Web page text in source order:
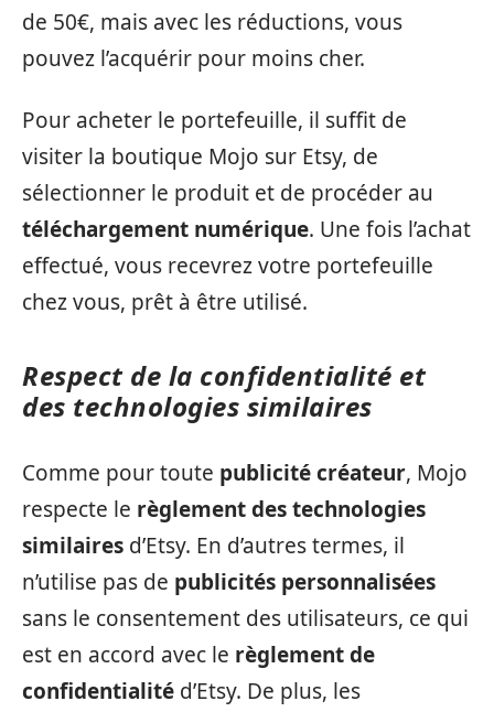
de 50€, mais avec les réductions, vous
pouvez l’acquérir pour moins cher.
Pour acheter le portefeuille, il suffit de
visiter la boutique Mojo sur Etsy, de
sélectionner le produit et de procéder au
téléchargement numérique. Une fois l’achat
effectué, vous recevrez votre portefeuille
chez vous, prêt à être utilisé.
Respect de la confidentialité et
des technologies similaires
Comme pour toute publicité créateur, Mojo
respecte le règlement des technologies
similaires d’Etsy. En d’autres termes, il
n’utilise pas de publicités personnalisées
sans le consentement des utilisateurs, ce qui
est en accord avec le règlement de
confidentialité d’Etsy. De plus, les